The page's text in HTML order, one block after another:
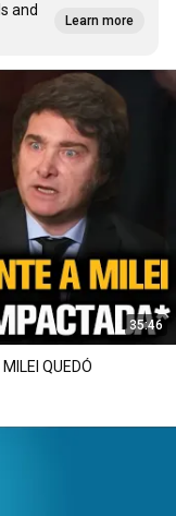
and
Learn more
35:46
QUEDÓ